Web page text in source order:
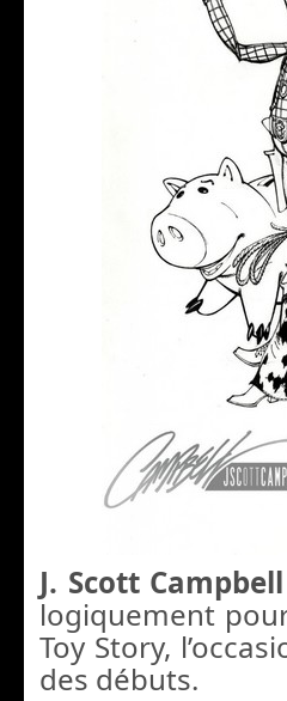
J. Scott Campbell
logiquement
Toy Story,
des débuts.